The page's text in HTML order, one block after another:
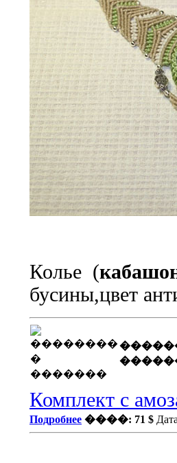
Колье (
бусины,цвет
Комплект с
Подробнее ����: 71 $